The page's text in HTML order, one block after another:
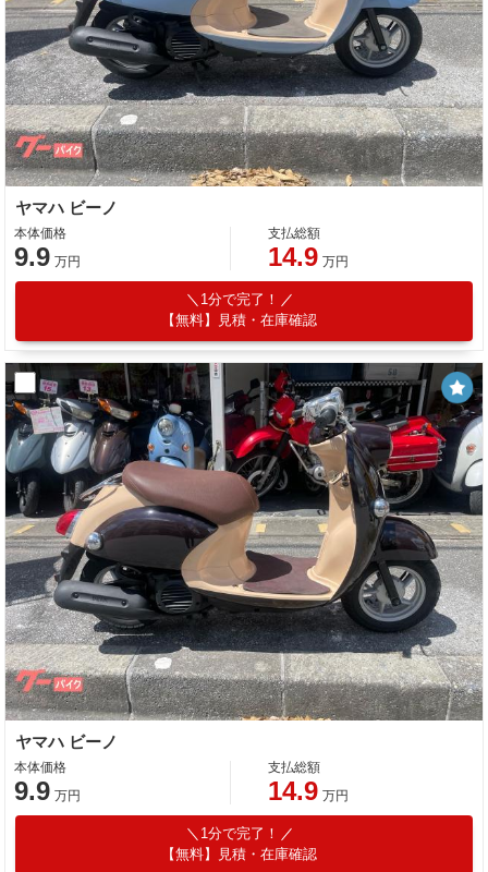
ヤマハ ビーノ
本体価格
9.9 万円
支払総額
14.9 万円
1分で完了！
【無料】見積・在庫確認
ヤマハ ビーノ
本体価格
9.9 万円
支払総額
14.9 万円
1分で完了！
【無料】見積・在庫確認